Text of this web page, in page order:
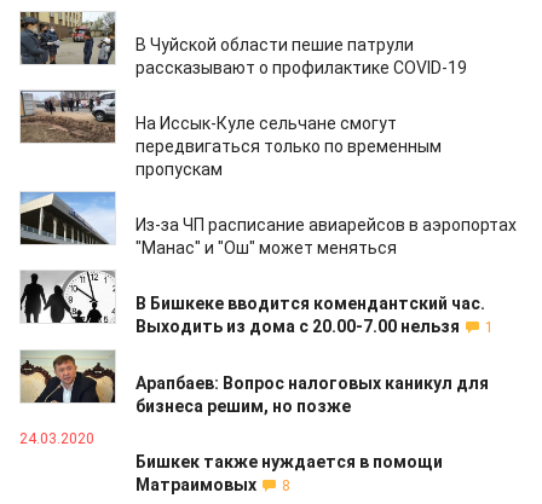
24.03.2020
В Чуйской области пешие патрули
рассказывают о профилактике COVID-19
24.03.2020
На Иссык-Куле сельчане смогут
передвигаться только по временным
пропускам
24.03.2020
Из-за ЧП расписание авиарейсов в аэропортах
"Манас" и "Ош" может меняться
24.03.2020
В Бишкеке вводится комендантский час.
Выходить из дома с 20.00-7.00 нельзя
1
24.03.2020
Арапбаев: Вопрос налоговых каникул для
бизнеса решим, но позже
24.03.2020
Бишкек также нуждается в помощи
Матраимовых
8